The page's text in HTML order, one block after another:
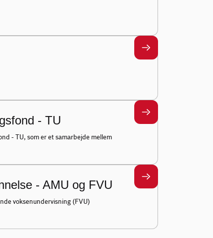
- TU
- TU, som er et samarbejde mellem
- AMU og FVU
voksenundervisning (FVU)